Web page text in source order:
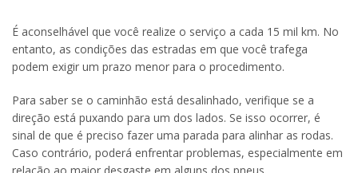
É aconselhável que você realize o serviço a cada 15 mil km. No
entanto, as condições das estradas em que você trafega
podem exigir um prazo menor para o procedimento.
Para saber se o caminhão está desalinhado, verifique se a
direção está puxando para um dos lados. Se isso ocorrer, é
sinal de que é preciso fazer uma parada para alinhar as rodas.
Caso contrário, poderá enfrentar problemas, especialmente em